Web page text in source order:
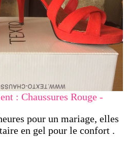
: Chaussures Rouge -
pour un mariage, elles
en gel pour le confort .